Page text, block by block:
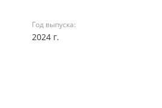
Год выпуска:
2024 г.